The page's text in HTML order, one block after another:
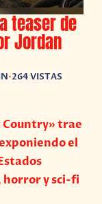
teaser de
Jordan
•264 VISTAS
Country» trae
el
horror y sci-fi